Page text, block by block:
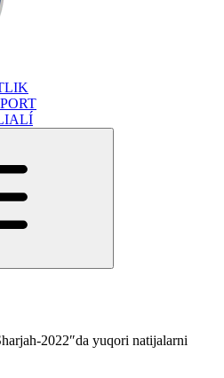
2022″da yuqori natijalarni